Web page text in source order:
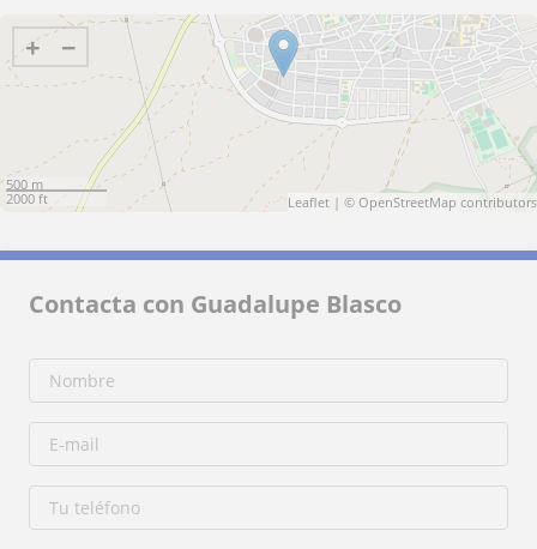
+ −
500 m
2000 ft
Leaflet | © OpenStreetMap contributors
Contacta con Guadalupe Blasco